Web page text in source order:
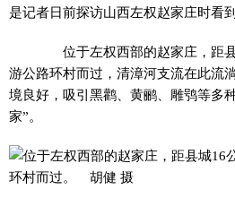
是记者日前探访山西左权赵家庄时看到
位于左权西部的赵家庄，距县
游公路环村而过，清漳河支流在此流
境良好，吸引黑鹳、黄鹂、雕鸮等多
家”。